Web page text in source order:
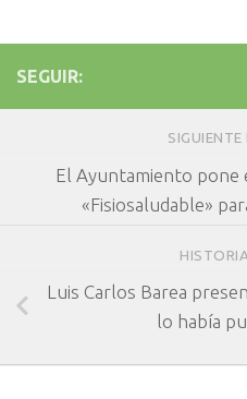
SEGUIR:
El Ayuntamiento pone
«Fisiosaludable»
Luis Carlos Barea
lo había